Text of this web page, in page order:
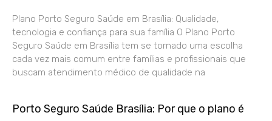
Plano Porto Seguro Saúde em Brasília: Qualidade,
tecnologia e confiança para sua família O Plano Porto
Seguro Saúde em Brasília tem se tornado uma escolha
cada vez mais comum entre famílias e profissionais que
buscam atendimento médico de qualidade na
Porto Seguro Saúde Brasília: Por que o plano é